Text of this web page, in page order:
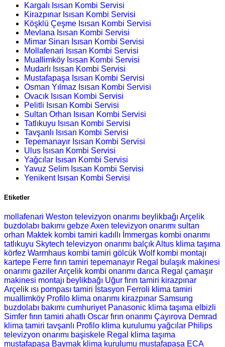
Kargalı Isısan Kombi Servisi
Kirazpınar Isısan Kombi Servisi
Köşklü Çeşme Isısan Kombi Servisi
Mevlana Isısan Kombi Servisi
Mimar Sinan Isısan Kombi Servisi
Mollafenari Isısan Kombi Servisi
Muallimköy Isısan Kombi Servisi
Mudarlı Isısan Kombi Servisi
Mustafapaşa Isısan Kombi Servisi
Osman Yılmaz Isısan Kombi Servisi
Ovacık Isısan Kombi Servisi
Pelitli Isısan Kombi Servisi
Sultan Orhan Isısan Kombi Servisi
Tatlıkuyu Isısan Kombi Servisi
Tavşanlı Isısan Kombi Servisi
Tepemanayır Isısan Kombi Servisi
Ulus Isısan Kombi Servisi
Yağcılar Isısan Kombi Servisi
Yavuz Selim Isısan Kombi Servisi
Yenikent Isısan Kombi Servisi
Etiketler
mollafenari Weston televizyon onarımı beylikbağı Arçelik
buzdolabı bakımı gebze Axen televizyon onarımı sultan
orhan Maktek kombi tamiri kadıllı İmmergas kombi onarımı
tatlıkuyu Skytech televizyon onarımı balçık Altus klima taşıma
körfez Warmhaus kombi tamiri gölcük Wolf kombi montajı
kartepe Ferre fırın tamiri tepemanayır Regal bulaşık makinesi
onarımı gaziler Arçelik kombi onarımı darıca Regal çamaşır
makinesi montajı beylikbağı Uğur fırın tamiri kirazpınar
Arçelik ısı pompası tamiri İstasyon Ferroli klima tamiri
muallimköy Profilo klima onarımı kirazpınar Samsung
buzdolabı bakımı cumhuriyet Panasonic klima taşıma elbizli
Simfer fırın tamiri ahatlı Oscar fırın onarımı Çayırova Demrad
klima tamiri tavşanlı Profilo klima kurulumu yağcılar Philips
televizyon onarımı başiskele Regal klima taşıma
mustafapaşa Baymak klima kurulumu mustafapaşa ECA